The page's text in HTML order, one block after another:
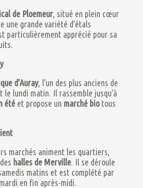
de Ploemeur , situé en plein cœur
une grande variété d’étals
particulièrement apprécié pour sa
d’Auray, l’un des plus anciens de
le lundi matin. Il rassemble jusqu’à
été et propose un marché biotous
marchés animent les quartiers,
halles de Merville . Il se déroule
matins et est complété par
en fin après-midi​​.